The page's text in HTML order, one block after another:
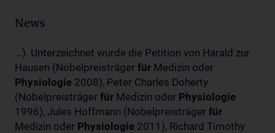
News
...). Unterzeichnet wurde die Petition von Harald zur
Hausen (Nobelpreisträger für Medizin oder
Physiologie 2008), Peter Charles Doherty
(Nobelpreisträger für Medizin oder Physiologie
1996), Jules Hoffmann (Nobelpreisträger für
Medizin oder Physiologie 2011), Richard Timothy